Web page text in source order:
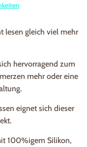
lesen gleich viel mehr
hervorragend zum
mehr oder eine
eignet sich dieser
100%igem Silikon,